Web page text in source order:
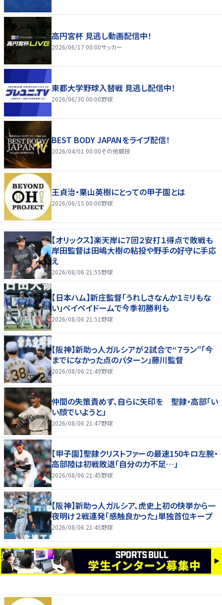
高円宮杯 見逃し動画配信中！
2026/06/17 00:00サッカー
東都大学野球入替戦 見逃し配信中！
2026/06/30 00:00野球
BEST BODY JAPANをライブ配信！
2026/04/01 00:00その他競技
王貞治・栗山英樹にとっての甲子園とは
2026/06/15 00:00野球
【オリックス】楽天岸に７回２安打１得点で敗戦も
岸田監督は田嶋大樹の粘投や野手の好守に手応
え
2026/08/06 21:55野球
【日本ハム】新庄監督「うれしさなんか１ミリもな
い」ペイペイドームで今季初勝利も
2026/08/06 21:51 野球
【阪神】新助っ人ガルシアが２試合で“７ラン”「今
までになかった点のパターン」藤川監督
2026/08/06 21:49野球
仲間の失策責めず、自らに矢印を 聖隷・高部「い
い顔でいようと」
2026/08/06 21:47野球
【甲子園】聖隷クリストファーの最速150キロ左腕・
高部陸は初戦敗退「自分の力不足…」
2026/08/06 21:45野球
【阪神】新助っ人ガルシア、虎史上初の快挙から一
夜明け２戦連発「感触良かった」単独首位キープ
2026/08/06 21:45野球